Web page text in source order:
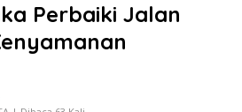
Perbaiki Jalan